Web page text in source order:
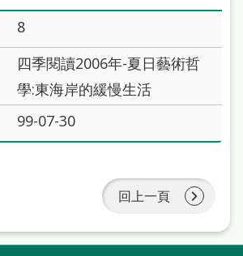
8
四季閱讀2006年-夏日藝術哲
學:東海岸的緩慢生活
99-07-30
回上一頁